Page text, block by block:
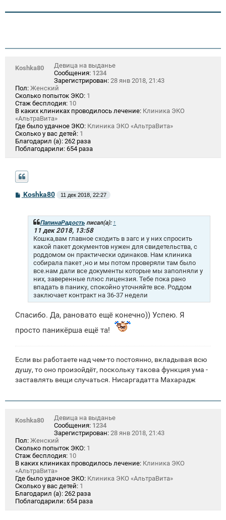
Koshka80
Девица на выданье
Сообщения: 1234
Зарегистрирован: 28 янв 2018, 21:43
Пол: Женский
Сколько попыток ЭКО: 1
Стаж бесплодия: 10
В каких клиниках проводилось лечение: Клиника ЭКО
«АльтраВита»
Где было удачное ЭКО: Клиника ЭКО «АльтраВита»
Сколько у вас детей: 1
Благодарил (а): 262 раза
Поблагодарили: 654 раза
СKoshka80 11 дек 2018, 22:27
ПапинаРадость писал(а): ↑
11 дек 2018, 13:58
Кошка,вам главное сходить в загс и у них спросить
какой пакет документов нужен для свидетельства, с
роддомом он практически одинаков. Нам клиника
собирала пакет ,но и мы потом проверяли там было
все.нам дали все документы которые мы заполняли у
них, заверенные плюс лицензия. Тебе пока рано
впадать в панику, спокойно уточняйте все. Роддом
заключает контракт на 36-37 недели
Спасибо. Да, рановато ещё конечно)) Успею. Я
просто паникёрша ещё та!
Если вы работаете над чем-то постоянно, вкладывая всю
душу, то оно произойдёт, поскольку такова функция ума -
заставлять вещи случаться. Нисаргадатта Махарадж
Koshka80
Девица на выданье
Сообщения: 1234
Зарегистрирован: 28 янв 2018, 21:43
Пол: Женский
Сколько попыток ЭКО: 1
Стаж бесплодия: 10
В каких клиниках проводилось лечение: Клиника ЭКО
«АльтраВита»
Где было удачное ЭКО: Клиника ЭКО «АльтраВита»
Сколько у вас детей: 1
Благодарил (а): 262 раза
Поблагодарили: 654 раза